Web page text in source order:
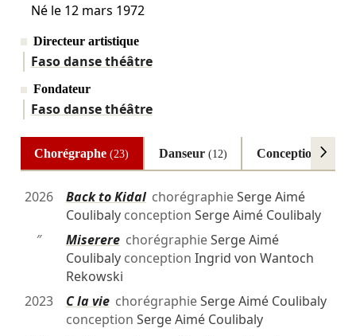
Né le 12 mars 1972
Directeur artistique
Faso danse théâtre
Fondateur
Faso danse théâtre
Chorégraphe(23) Danseur (12) Conception(8)
2026 Back to KidalchorégraphieSerge Aimé
Coulibalyconception Serge Aimé Coulibaly
″
MisererechorégraphieSerge Aimé
Coulibalyconception Ingrid von Wantoch
Rekowski
2023
C la viechorégraphieSerge Aimé Coulibaly
conception Serge Aimé Coulibaly